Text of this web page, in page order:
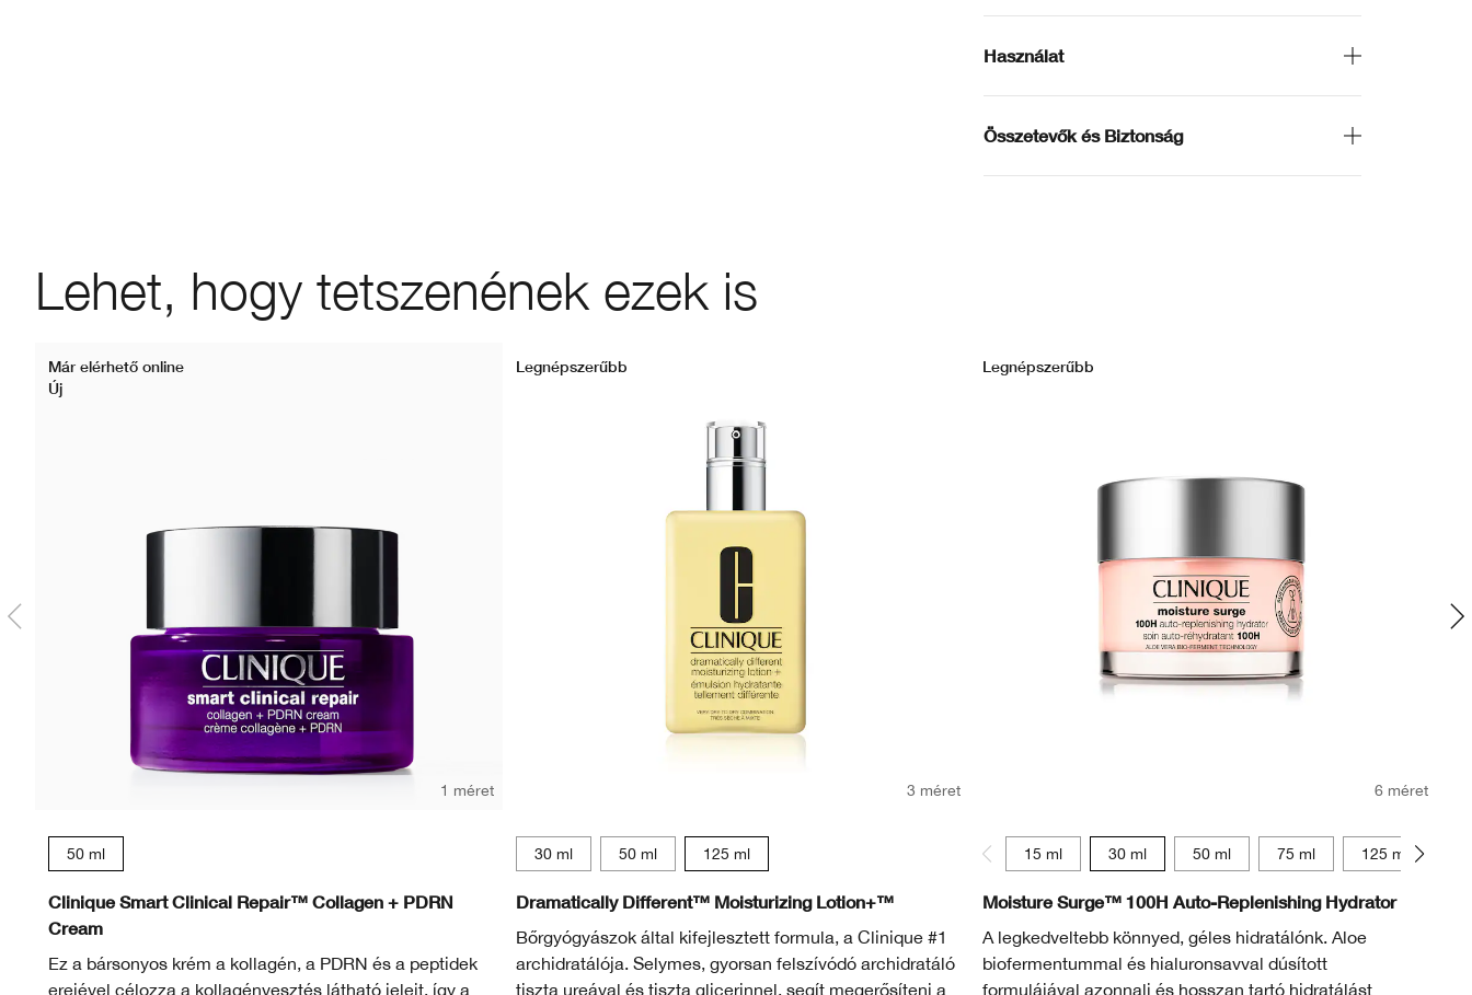
Használat
Összetevők és Biztonság
Lehet, hogy tetszenének ezek is
Már elérhető online
Új
1 méret
50 ml
Clinique Smart Clinical Repair™ Collagen + PDRN
Cream
Ez a bársonyos krém a kollagén, a PDRN és a peptidek
erejével célozza a kollagénvesztés látható jeleit, így a
Legnépszerűbb
3 méret
30 ml 50 ml 125 ml
Dramatically Different™ Moisturizing Lotion+™
Bőrgyógyászok által kifejlesztett formula, a Clinique #1
archidratálója. Selymes, gyorsan felszívódó archidratáló
tiszta ureával és tiszta glicerinnel, segít megerősíteni a
Legnépszerűbb
6 méret
15 ml 30 ml 50 ml 75 ml 125 ml
Moisture Surge™ 100H Auto-Replenishing Hydrator
A legkedveltebb könnyed, géles hidratálónk. Aloe
biofermentummal és hialuronsavval dúsított
formulájával azonnali és hosszan tartó hidratálást